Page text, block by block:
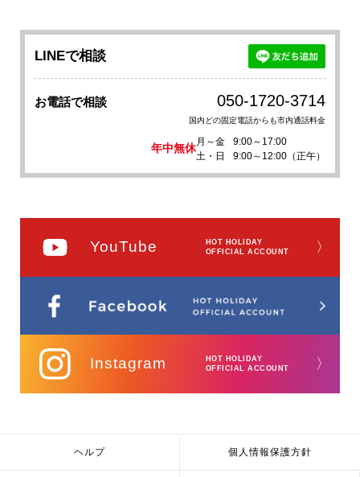
LINEで相談
お電話で相談 050-1720-3714
国内どの固定電話からも市内通話料金
年中無休
月～金
9:00～17:00
土・日
9:00～12:00（正午）
YouTube
HOT HOLIDAY
OFFICIAL ACCOUNT
〉
Instagram
HOT HOLIDAY
OFFICIAL ACCOUNT
〉
ヘルプ 個人情報保護方針